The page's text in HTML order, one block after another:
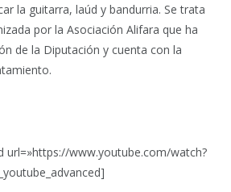
la guitarra, laúd y bandurria. Se trata
por la Asociación Alifara que ha
de la Diputación y cuenta con la
url=»https://www.youtube.com/watch?